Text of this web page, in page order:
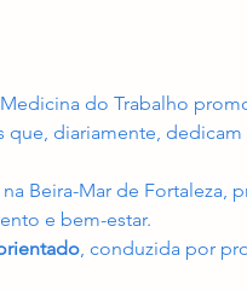
do Trabalho
diariamente, dedicam
na Beira-Mar de Fortaleza,
e bem-estar.
, conduzida por